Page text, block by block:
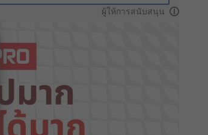
ผู้ให้การสนับสนุน